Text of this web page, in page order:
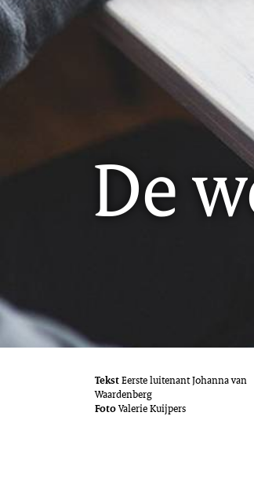
De
TekstEerste luitenant Johanna van
Waardenberg
FotoValerie Kuijpers